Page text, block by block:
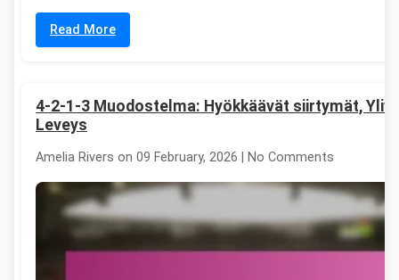
Read More
4-2-1-3 Muodostelma: Hyökkäävät siirtymät,
Leveys
Amelia Rivers on 09 February, 2026 | No Comments